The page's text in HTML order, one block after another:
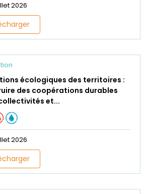
2026
écologiques des territoires :
des coopérations durables
et...
2026